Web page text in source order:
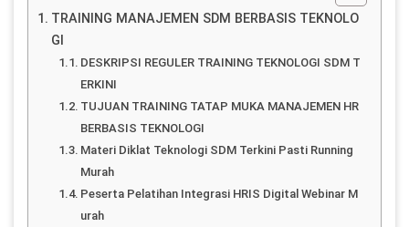
TRAINING MANAJEMEN SDM BERBASIS TEKNOLO
GI
DESKRIPSI REGULER TRAINING TEKNOLOGI SDM T
ERKINI
TUJUAN TRAINING TATAP MUKA MANAJEMEN HR
BERBASIS TEKNOLOGI
Materi Diklat Teknologi SDM Terkini Pasti Running
Murah
Peserta Pelatihan Integrasi HRIS Digital Webinar M
urah